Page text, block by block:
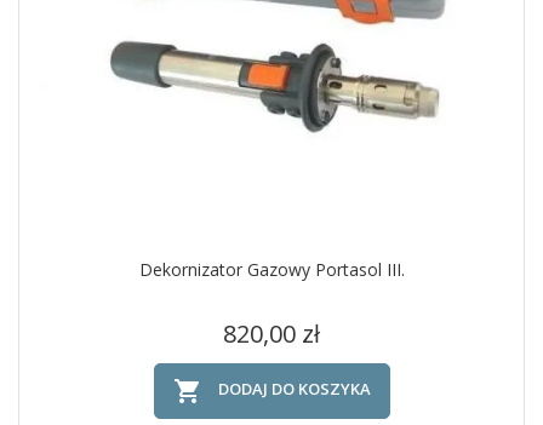
Dekornizator Gazowy Portasol III.
Cena
820,00 zł
 DODAJ DO KOSZYKA